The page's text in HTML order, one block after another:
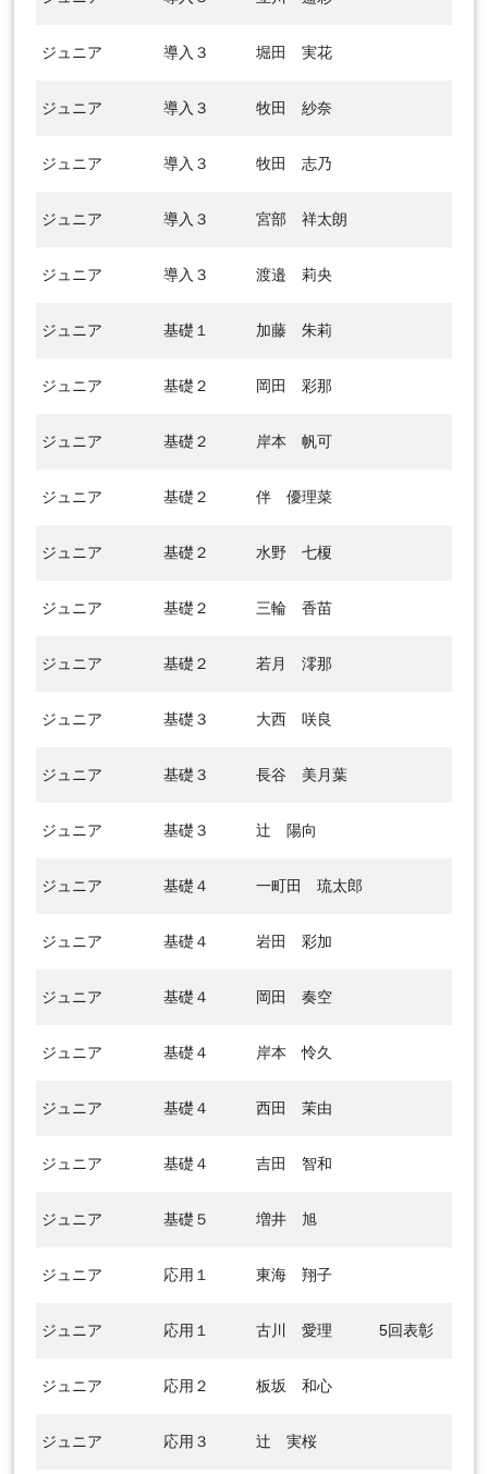
ジュニア 導入３ 堀田 実花
ジュニア 導入３ 牧田 紗奈
ジュニア 導入３ 牧田 志乃
ジュニア 導入３ 宮部 祥太朗
ジュニア 導入３ 渡邉 莉央
ジュニア 基礎１ 加藤 朱莉
ジュニア 基礎２ 岡田 彩那
ジュニア 基礎２ 岸本 帆可
ジュニア 基礎２ 伴 優理菜
ジュニア 基礎２ 水野 七榎
ジュニア 基礎２ 三輪 香苗
ジュニア 基礎２ 若月 澪那
ジュニア 基礎３ 大西 咲良
ジュニア 基礎３ 長谷 美月葉
ジュニア 基礎３ 辻 陽向
ジュニア 基礎４ 一町田 琉太郎
ジュニア 基礎４ 岩田 彩加
ジュニア 基礎４ 岡田 奏空
ジュニア 基礎４ 岸本 怜久
ジュニア 基礎４ 西田 茉由
ジュニア 基礎４ 吉田 智和
ジュニア 基礎５ 増井 旭
ジュニア 応用１ 東海 翔子
ジュニア 応用１ 古川 愛理 5回表彰
ジュニア 応用２ 板坂 和心
ジュニア 応用３ 辻 実桜